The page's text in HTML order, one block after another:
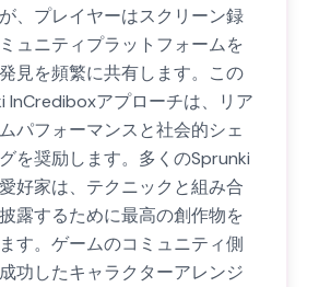
、プレイヤーはスクリーン録
ュニティプラットフォームを
見を頻繁に共有します。この
InCrediboxアプローチは、リア
パフォーマンスと社会的シェ
を奨励します。多くのSprunki
好家は、テクニックと組み合
露するために最高の創作物を
す。ゲームのコミュニティ側
功したキャラクターアレンジ